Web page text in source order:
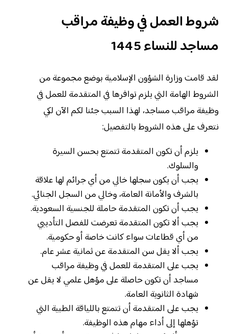
شروط العمل في وظيفة مراقب
مساجد للنساء 1445
لقد قامت وزارة الشؤون الإسلامية بوضع مجموعة من
الشروط الهامة التي يلزم توافرها في المتقدمة للعمل في
وظيفة مراقب مساجد، لهذا السبب جئنا لكم الآن لكي
نتعرف على هذه الشروط بالتفصيل:
يلزم أن تكون المتقدمة تتمتع بحسن السيرة
والسلوك.
يجب أن يكون سجلها خالي من أي جرائم لها علاقة
بالشرف والأمانة العامة، وخالي من السجل الجنائي.
يجب أن تكون المتقدمة حاملة للجنسية السعودية.
يجب ألا تكون المتقدمة تعرضت للفصل التأديبي
من أي قطاعات سواء كانت خاصة أو حكومية.
يجب ألا يقل سن المتقدمة عن ثمانية عشر عام.
يجب على المتقدمة للعمل في وظيفة مراقب
مساجد أن تكون حاصلة على مؤهل علمي لا يقل عن
شهادة الثانوية العامة.
يجب على المتقدمة أن تتمتع باللياقة الطبية التي
تؤهلها إلى أداء مهام هذه الوظيفة.